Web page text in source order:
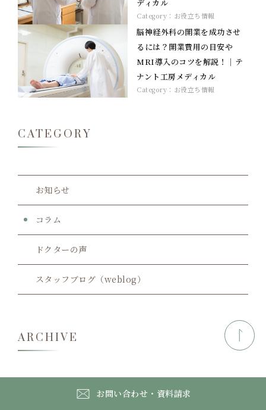
お問い合わせ・資料請求
ディカル
Category： お役立ち情報
脳神経外科の開業を成功させ
るには？開業費用の目安や
MRI導入のコツを解説！｜テ
ナント工房メディカル
Category： お役立ち情報
CATEGORY
お知らせ
コラム
ドクターの声
スタッフブログ（weblog）
ARCHIVE